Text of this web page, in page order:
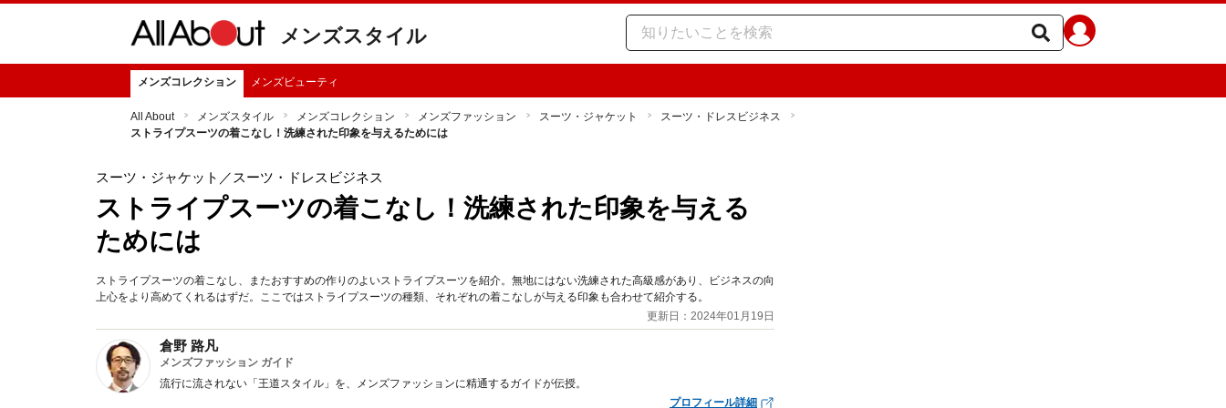
メンズスタイル
メンズコレクション メンズビューティ
All About メンズスタイル メンズコレクション メンズファッション スーツ・ジャケット
スーツ・ドレスビジネス
ストライプスーツの着こなし！洗練された印象を与えるためには
スーツ・ジャケット ／スーツ・ドレスビジネス
ストライプスーツの着こなし！洗練された印象を与える
ためには
ストライプスーツの着こなし、またおすすめの作りのよいストライプスーツを紹介。無地にはない洗練された高級感があり、ビジネスの向
上心をより高めてくれるはずだ。ここではストライプスーツの種類、それぞれの着こなしが与える印象も合わせて紹介する。
更新日：2024年01月19日
倉野 路凡
メンズファッション ガイド
流行に流されない「王道スタイル」を、メンズファッションに精通するガイドが伝授。
プロフィール詳細